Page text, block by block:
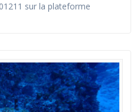
sur la plateforme